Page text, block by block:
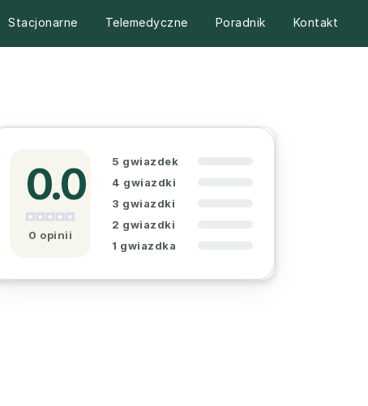
Stacjonarne Telemedyczne Poradnik Kontakt
0.0
0 opinii
5 gwiazdek
4 gwiazdki
3 gwiazdki
2 gwiazdki
1 gwiazdka